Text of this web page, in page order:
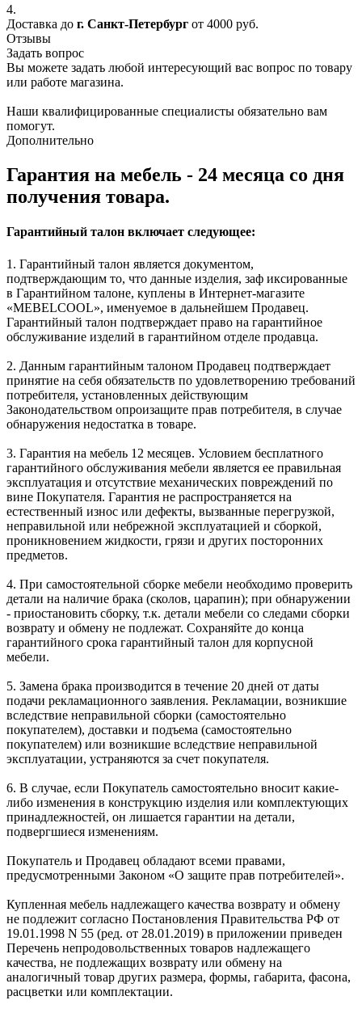
4.
Доставка до г. Санкт-Петербург от 4000 руб.
Отзывы
Задать вопрос
Вы можете задать любой интересующий вас вопрос по товару
или работе магазина.
Наши квалифицированные специалисты обязательно вам
помогут.
Дополнительно
Гарантия на мебель - 24 месяца со дня
получения товара.
Гарантийный талон включает следующее:
1. Гарантийный талон является документом,
подтверждающим то, что данные изделия, заф иксированные
в Гарантийном талоне, куплены в Интернет-магазите
«MEBELCOOL», именуемое в дальнейшем Продавец.
Гарантийный талон подтверждает право на гарантийное
обслуживание изделий в гарантийном отделе продавца.
2. Данным гарантийным талоном Продавец подтверждает
принятие на себя обязательств по удовлетворению требований
потребителя, установленных действующим
Законодательством опроизащите прав потребителя, в случае
обнаружения недостатка в товаре.
3. Гарантия на мебель 12 месяцев. Условием бесплатного
гарантийного обслуживания мебели является ее правильная
эксплуатация и отсутствие механических повреждений по
вине Покупателя. Гарантия не распространяется на
естественный износ или дефекты, вызванные перегрузкой,
неправильной или небрежной эксплуатацией и сборкой,
проникновением жидкости, грязи и других посторонних
предметов.
4. При самостоятельной сборке мебели необходимо проверить
детали на наличие брака (сколов, царапин); при обнаружении
- приостановить сборку, т.к. детали мебели со следами сборки
возврату и обмену не подлежат. Сохраняйте до конца
гарантийного срока гарантийный талон для корпусной
мебели.
5. Замена брака производится в течение 20 дней от даты
подачи рекламационного заявления. Рекламации, возникшие
вследствие неправильной сборки (самостоятельно
покупателем), доставки и подъема (самостоятельно
покупателем) или возникшие вследствие неправильной
эксплуатации, устраняются за счет покупателя.
6. В случае, если Покупатель самостоятельно вносит какие-
либо изменения в конструкцию изделия или комплектующих
принадлежностей, он лишается гарантии на детали,
подвергшиеся изменениям.
Покупатель и Продавец обладают всеми правами,
предусмотренными Законом «О защите прав потребителей».
Купленная мебель надлежащего качества возврату и обмену
не подлежит согласно Постановления Правительства РФ от
19.01.1998 N 55 (ред. от 28.01.2019) в приложении приведен
Перечень непродовольственных товаров надлежащего
качества, не подлежащих возврату или обмену на
аналогичный товар других размера, формы, габарита, фасона,
расцветки или комплектации.